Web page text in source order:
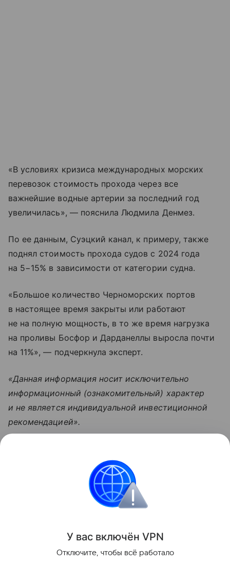
«В условиях кризиса международных морских
перевозок стоимость прохода через все
важнейшие водные артерии за последний год
увеличилась», — пояснила Людмила Денмез.
По ее данным, Суэцкий канал, к примеру, также
поднял стоимость прохода судов с 2024 года
на 5−15% в зависимости от категории судна.
«Большое количество Черноморских портов
в настоящее время закрыты или работают
не на полную мощность, в то же время нагрузка
на проливы Босфор и Дарданеллы выросла почти
на 11%», — подчеркнула эксперт.
«Данная информация носит исключительно
информационный (ознакомительный) характер
и не является индивидуальной инвестиционной
рекомендацией».
Доход: 5 основных видов
Рассказываем, что такое доход, какие бывают виды
и источники поступлений, а также какие активы
нельзя отнести к доходам.
У вас включён VPN
Отключите, чтобы всё работало